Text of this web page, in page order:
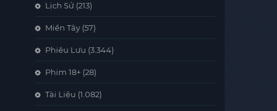
Lịch Sử (213)
Miền Tây (57)
Phiêu Lưu (3.344)
Phim 18+ (28)
Tài Liệu (1.082)